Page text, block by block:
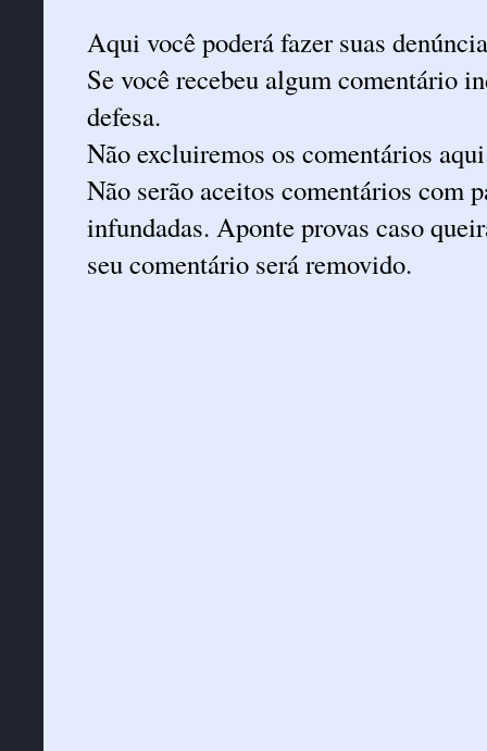
Aqui você poderá fazer suas
Se você recebeu algum comentário
defesa.
Não excluiremos os comentários
Não serão aceitos comentários com
infundadas. Aponte provas caso
seu comentário será removido.